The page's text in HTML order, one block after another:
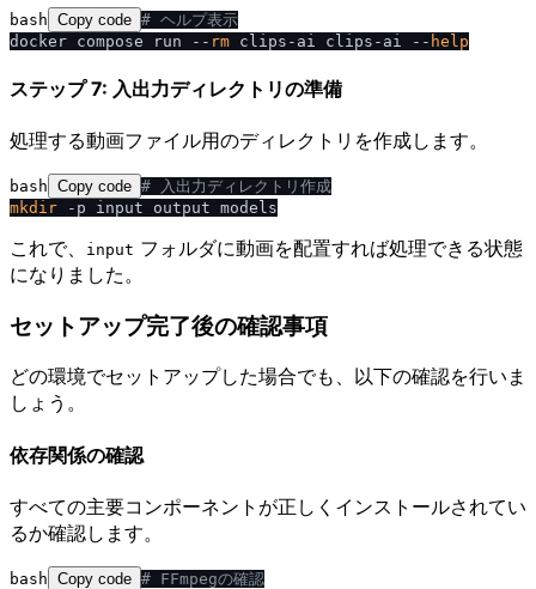
bash Copy code # ヘルプ表示
docker compose run -- rm clips-ai clips-ai -- help
ステップ 7: 入出力ディレクトリの準備
処理する動画ファイル用のディレクトリを作成します。
bash Copy code # 入出力ディレクトリ作成
mkdir
これで、 input フォルダに動画を配置すれば処理できる状態
になりました。
セットアップ完了後の確認事項
どの環境でセットアップした場合でも、以下の確認を行いま
しょう。
依存関係の確認
すべての主要コンポーネントが正しくインストールされてい
るか確認します。
bash Copy code # FFmpegの確認